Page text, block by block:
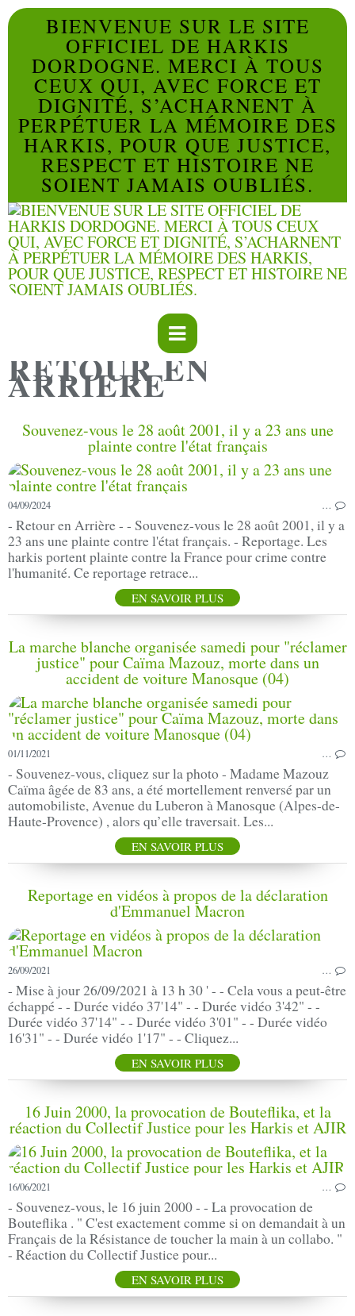
BIENVENUE SUR LE SITE
OFFICIEL DE HARKIS
DORDOGNE. MERCI À TOUS
CEUX QUI, AVEC FORCE ET
DIGNITÉ, S’ACHARNENT À
PERPÉTUER LA MÉMOIRE DES
HARKIS, POUR QUE JUSTICE,
RESPECT ET HISTOIRE NE
SOIENT JAMAIS OUBLIÉS.
RETOUR EN
ARRIERE
Souvenez-vous le 28 août 2001, il y a 23 ans une
plainte contre l'état français
04/09/2024 …
- Retour en Arrière - - Souvenez-vous le 28 août 2001, il y a
23 ans une plainte contre l'état français. - Reportage. Les
harkis portent plainte contre la France pour crime contre
l'humanité. Ce reportage retrace...
EN SAVOIR PLUS
La marche blanche organisée samedi pour "réclamer
justice" pour Caïma Mazouz, morte dans un
accident de voiture Manosque (04)
01/11/2021 …
- Souvenez-vous, cliquez sur la photo - Madame Mazouz
Caïma âgée de 83 ans, a été mortellement renversé par un
automobiliste, Avenue du Luberon à Manosque (Alpes-de-
Haute-Provence) , alors qu’elle traversait. Les...
EN SAVOIR PLUS
Reportage en vidéos à propos de la déclaration
d'Emmanuel Macron
26/09/2021 …
- Mise à jour 26/09/2021 à 13 h 30 ' - - Cela vous a peut-être
échappé - - Durée vidéo 37'14" - - Durée vidéo 3'42" - -
Durée vidéo 37'14" - - Durée vidéo 3'01" - - Durée vidéo
16'31" - - Durée vidéo 1'17" - - Cliquez...
EN SAVOIR PLUS
16 Juin 2000, la provocation de Bouteflika, et la
réaction du Collectif Justice pour les Harkis et AJIR
16/06/2021 …
- Souvenez-vous, le 16 juin 2000 - - La provocation de
Bouteflika . " C'est exactement comme si on demandait à un
Français de la Résistance de toucher la main à un collabo. "
- Réaction du Collectif Justice pour...
EN SAVOIR PLUS